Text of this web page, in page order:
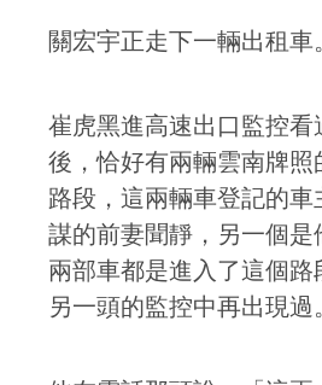
關宏宇正走下一輛出租車。
崔虎黑進高速出口監控看
後，恰好有兩輛雲南牌照
路段，這兩輛車登記的
謀的前妻聞靜，另一個是
兩部車都是進入了這個
另一頭的監控中再出現過。